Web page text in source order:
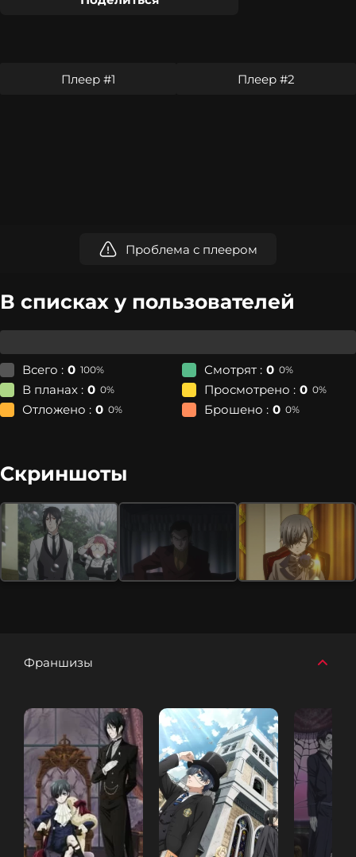
Плеер #1 Плеер #2
Проблема с плеером
В списках у пользователей
Всего : 0 100% Смотрят : 0 0%
В планах : 0 0% Просмотрено : 0 0%
Отложено : 0 0% Брошено : 0 0%
Скриншоты
Франшизы